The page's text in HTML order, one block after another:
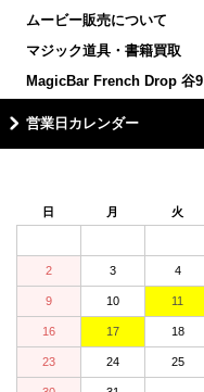
ムービー販売について
マジック道具・書籍買取
MagicBar French Drop 谷9
営業日カレンダー
日 月 火
2 3 4
9 10 11
16 17 18
23 24 25